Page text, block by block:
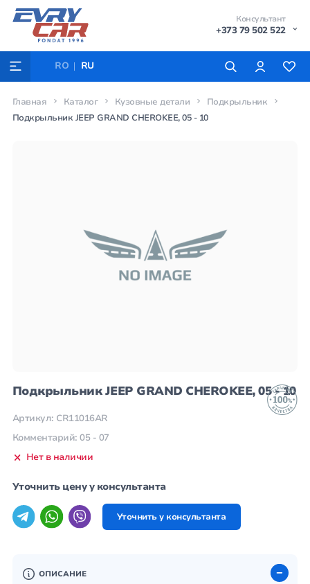
Консультант
+373 79 502 522
RO RU
Главная Каталог Кузовные детали
Подкрыльник
Подкрыльник JEEP GRAND CHEROKEE, 05 - 10
Подкрыльник JEEP GRAND CHEROKEE, 05 - 10
Артикул: CR11016AR
Комментарий: 05 - 07
Нет в наличии
Уточнить цену у консультанта
Уточнить у консультанта
ОПИСАНИЕ